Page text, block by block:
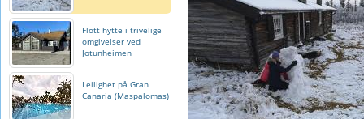
Flott hytte i trivelige
omgivelser ved
Jotunheimen
Leilighet på Gran
Canaria (Maspalomas)